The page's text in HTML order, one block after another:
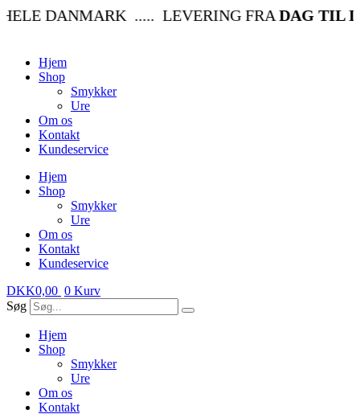
VidereDANMARK ..... LEVERING FRADAG TIL
Hjem
Shop
Smykker
Ure
Om os
Kontakt
Kundeservice
Hjem
Shop
Smykker
Ure
Om os
Kontakt
Kundeservice
DKK0,00 0 Kurv
Søg
Hjem
Shop
Smykker
Ure
Om os
Kontakt